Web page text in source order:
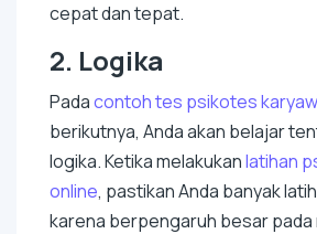
cepat dan tepat.
2. Logika
Padacontoh tes psikotes
berikutnya, Anda akan belajar
logika. Ketika melakukanlatihan
online, pastikan Anda banyak
karena berpengaruh besar pada